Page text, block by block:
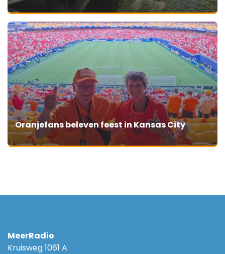
Oranjefans beleven feest in Kansas City
MeerRadio
Kruisweg 1061 A